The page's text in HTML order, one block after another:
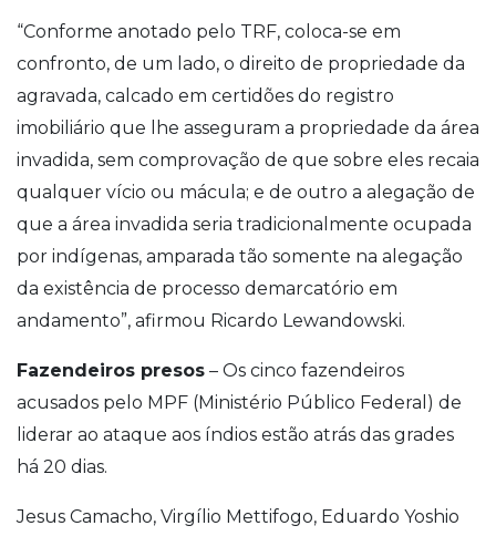
“Conforme anotado pelo TRF, coloca-se em
confronto, de um lado, o direito de propriedade da
agravada, calcado em certidões do registro
imobiliário que lhe asseguram a propriedade da área
invadida, sem comprovação de que sobre eles recaia
qualquer vício ou mácula; e de outro a alegação de
que a área invadida seria tradicionalmente ocupada
por indígenas, amparada tão somente na alegação
da existência de processo demarcatório em
andamento”, afirmou Ricardo Lewandowski.
Fazendeiros presos – Os cinco fazendeiros
acusados pelo MPF (Ministério Público Federal) de
liderar ao ataque aos índios estão atrás das grades
há 20 dias.
Jesus Camacho, Virgílio Mettifogo, Eduardo Yoshio